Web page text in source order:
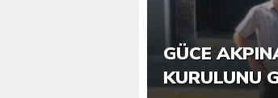
6. GÜCE
KATILIMLA
GÜCE
KURULUNU